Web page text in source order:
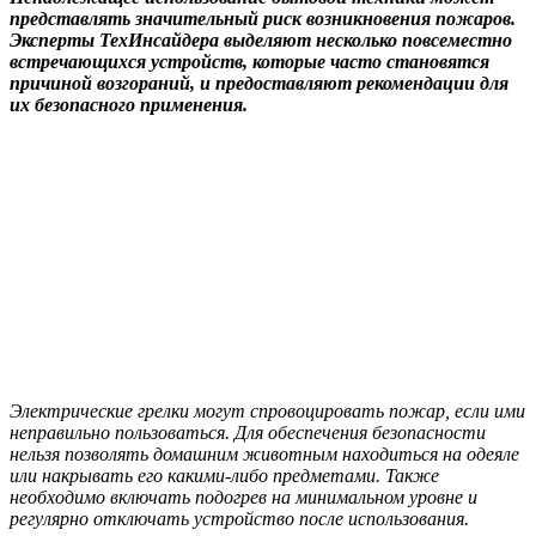
представлять значительный риск возникновения пожаров.
Эксперты ТехИнсайдера выделяют несколько повсеместно
встречающихся устройств, которые часто становятся
причиной возгораний, и предоставляют рекомендации для
их безопасного применения.
Электрические грелки могут спровоцировать пожар, если ими
неправильно пользоваться. Для обеспечения безопасности
нельзя позволять домашним животным находиться на одеяле
или накрывать его какими-либо предметами. Также
необходимо включать подогрев на минимальном уровне и
регулярно отключать устройство после использования.